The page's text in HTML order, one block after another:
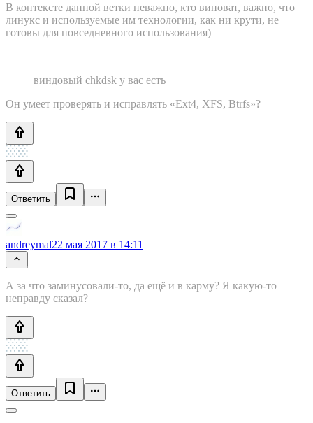
В контексте данной ветки неважно, кто виноват, важно, что
линукс и используемые им технологии, как ни крути, не
готовы для повседневного использования)
виндовый chkdsk у вас есть
Он умеет проверять и исправлять «Ext4, XFS, Btrfs»?
Ответить
andreymal22 мая 2017 в 14:11
А за что заминусовали-то, да ещё и в карму? Я какую-то
неправду сказал?
Ответить